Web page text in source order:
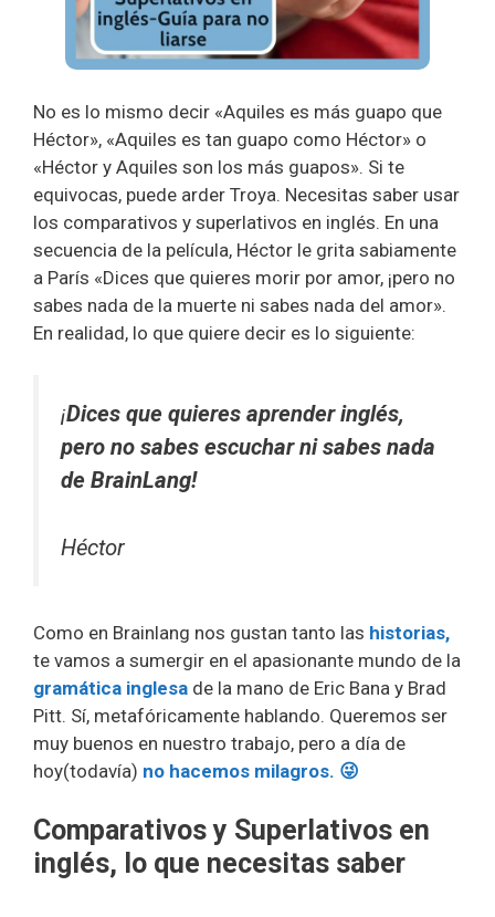
No es lo mismo decir «Aquiles es más guapo que
Héctor», «Aquiles es tan guapo como Héctor» o
«Héctor y Aquiles son los más guapos». Si te
equivocas, puede arder Troya. Necesitas saber usar
los comparativos y superlativos en inglés. En una
secuencia de la película, Héctor le grita sabiamente
a París «Dices que quieres morir por amor, ¡pero no
sabes nada de la muerte ni sabes nada del amor».
En realidad, lo que quiere decir es lo siguiente:
¡Dices que quieres aprender inglés,
pero no sabes escuchar ni sabes nada
de BrainLang!
Héctor
Como en Brainlang nos gustan tanto las historias,
te vamos a sumergir en el apasionante mundo de la
gramática inglesa de la mano de Eric Bana y Brad
Pitt. Sí, metafóricamente hablando. Queremos ser
muy buenos en nuestro trabajo, pero a día de
hoy(todavía) no hacemos milagros. 😜
Comparativos y Superlativos en
inglés, lo que necesitas saber